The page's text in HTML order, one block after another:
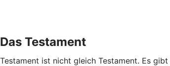
Das Testament
Testament ist nicht gleich Testament. Es gibt